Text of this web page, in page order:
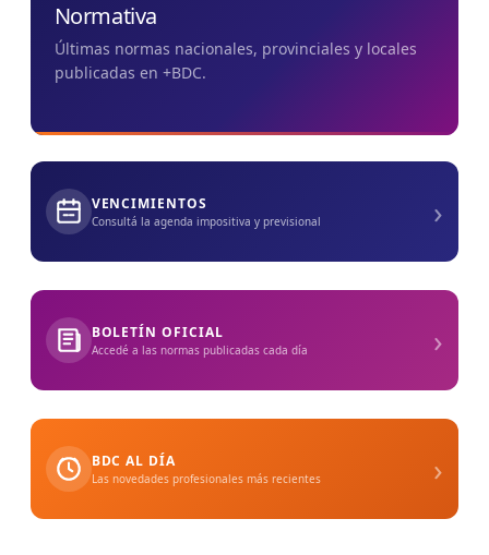
Normativa
Últimas normas nacionales, provinciales y locales
publicadas en +BDC.
VENCIMIENTOS
Consultá la agenda impositiva y previsional ›
BOLETÍN OFICIAL
Accedé a las normas publicadas cada día ›
BDC AL DÍA
Las novedades profesionales más recientes ›